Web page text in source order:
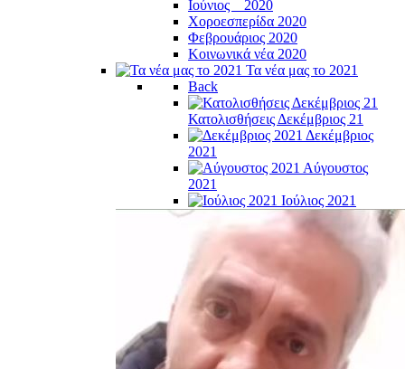
Ιούνιος _ 2020
Χοροεσπερίδα 2020
Φεβρουάριος 2020
Κοινωνικά νέα 2020
Τα νέα μας το 2021
Back
Κατολισθήσεις Δεκέμβριος 21
Δεκέμβριος
2021
Αύγουστος
2021
Ιούλιος 2021